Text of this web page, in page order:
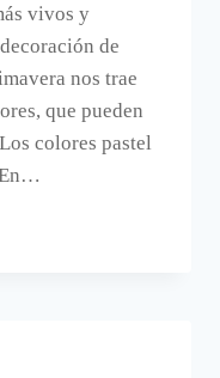
vivos y
de
nos trae
que pueden
colores pastel